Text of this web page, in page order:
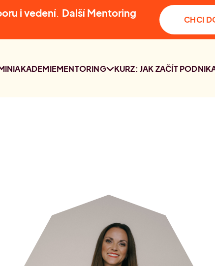
i vedení. Další Mentoring
CHCI
MENTORING KURZ: JAK ZAČÍT